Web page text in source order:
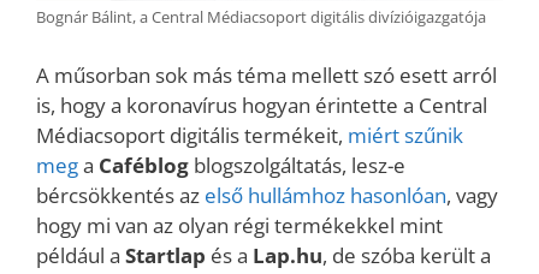
Bognár Bálint, a Central Médiacsoport digitális divízióigazgatója
A műsorban sok más téma mellett szó esett arról
is, hogy a koronavírus hogyan érintette a Central
Médiacsoport digitális termékeit, miért szűnik
mega Caféblog blogszolgáltatás, lesz-e
bércsökkentés az első hullámhoz hasonlóan, vagy
hogy mi van az olyan régi termékekkel mint
például a Startlap és a Lap.hu, de szóba került a